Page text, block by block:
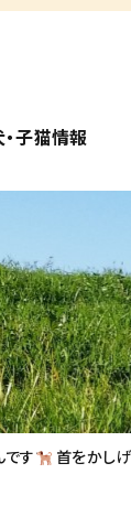
子猫情報
す 首をかし